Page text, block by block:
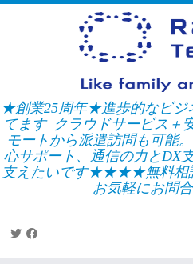
Skip
★創業25周年★進歩的なビジ
てます_クラウドサービス＋
モートから派遣訪問も可能
心サポート、通信の力とDX
支えたいです★★★★無料相
お気軽にお問